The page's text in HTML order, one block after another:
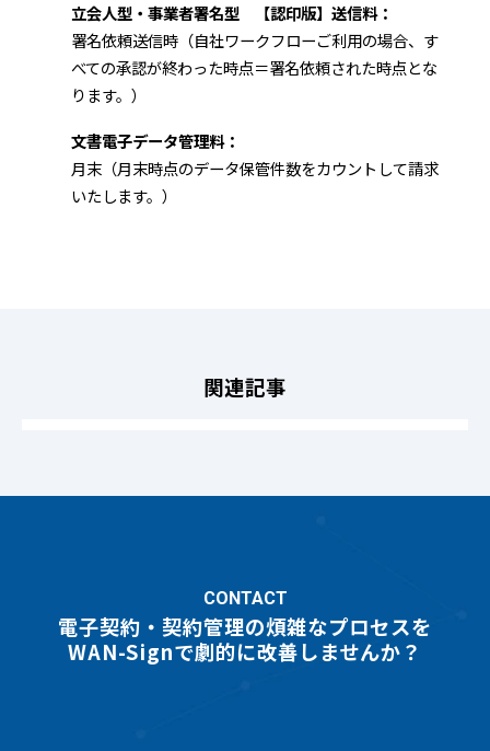
立会人型・事業者署名型 【認印版】送信料：
署名依頼送信時（自社ワークフローご利用の場合、す
べての承認が終わった時点＝署名依頼された時点とな
ります。）
文書電子データ管理料：
月末（月末時点のデータ保管件数をカウントして請求
いたします。）
関連記事
CONTACT
電子契約・契約管理の煩雑なプロセスを
WAN-Signで劇的に改善しませんか？